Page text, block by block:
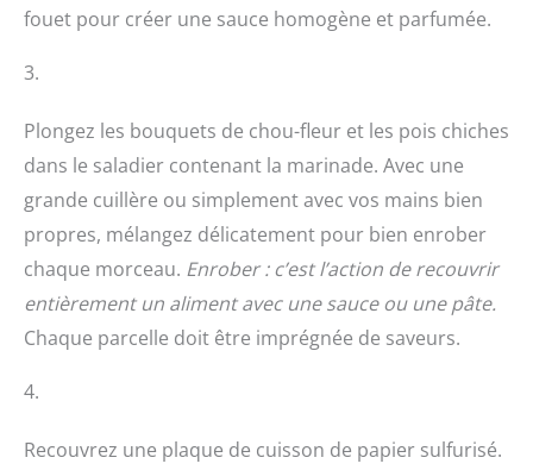
fouet pour créer une sauce homogène et parfumée.
3.
Plongez les bouquets de chou-fleur et les pois chiches
dans le saladier contenant la marinade. Avec une
grande cuillère ou simplement avec vos mains bien
propres, mélangez délicatement pour bien enrober
chaque morceau. Enrober : c’est l’action de recouvrir
entièrement un aliment avec une sauce ou une pâte.
Chaque parcelle doit être imprégnée de saveurs.
4.
Recouvrez une plaque de cuisson de papier sulfurisé.